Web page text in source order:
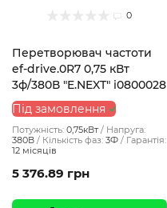
0
Перетворювач частоти
ef-drive.0R7 0,75 кВт
3ф/380В "E.NEXT" i0800028
Під замовлення
Потужність: 0,75кВт
Напруга:
380В
Кількість фаз: 3Ф
Гарантія:
12 місяців
5 376.89 грн